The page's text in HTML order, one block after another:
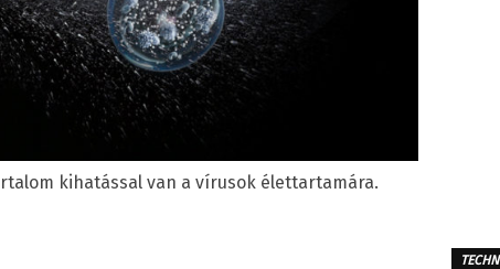
kihatással van a vírusok élettartamára.